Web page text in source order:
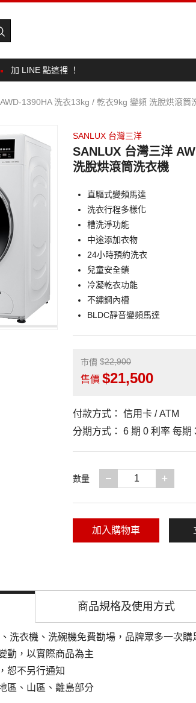
加 LINE 點這裡 ！
1390HA 洗衣13kg / 乾衣9kg 變頻 洗脫烘滾筒
SANLUX 台灣三洋
SANLUX 台灣三洋
洗脫烘滾筒洗衣機
直驅式變頻馬達
洗衣行程多樣化
槽洗淨功能
中途添加衣物
24小時預約洗衣
兒童安全鎖
冷凝乾衣功能
不鏽鋼內槽
BLDC靜音變頻馬達
市價 22,900
售價 21,500
付款方式：
信用卡 / ATM
分期方式：
6 期 0 利率 每期
數量 減少一項
加入購物車
商品規格及使用方式
洗衣機、洗碗機免費勘場，品牌眾多一次購
動，以實際商品為主
恕不另行通知
區、山區、離島部分